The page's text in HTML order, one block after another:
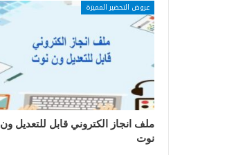
عروض التحضير المميزة
ملف انجاز الكتروني قابل للتعديل ون
نوت